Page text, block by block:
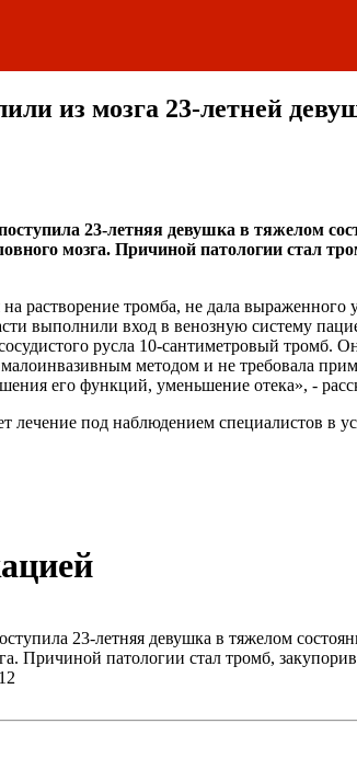
из мозга 23-летней
23-летняя девушка в тяжелом
мозга. Причиной патологии стал
на растворение тромба, не дала
выполнили вход в венозную систему
русла 10-сантиметровый тромб.
методом и не требовала
его функций, уменьшение отека», -
лечение под наблюдением специалистов в
23-летняя девушка в тяжелом
Причиной патологии стал тромб,